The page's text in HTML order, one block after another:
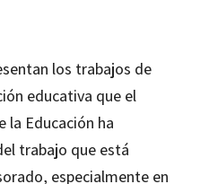
los trabajos de
educativa que el
la Educación ha
trabajo que está
especialmente en